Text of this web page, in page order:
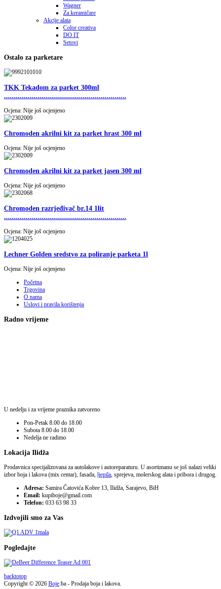
Wagner
Za keramičare
Akcije alata
Color creativa
DO IT
Setovi
Ostalo za parketare
TKK Tekadom za parket 300ml
..............................................................
Ocjena: Nije još ocjenjeno
Chromoden akrilni kit za parket hrast 300 ml
Ocjena: Nije još ocjenjeno
Chromoden akrilni kit za parket jasen 300 ml
Ocjena: Nije još ocjenjeno
Chromoden razrjeđivač br.14 1lit
..............................................................
Ocjena: Nije još ocjenjeno
Lechner Golden sredstvo za poliranje parketa 1l
Ocjena: Nije još ocjenjeno
Početna
Trgovina
O nama
Uslovi i pravila korištenja
Radno vrijeme
U nedelju i za vrijeme praznika zatvoreno
Pon-Petak 8.00 do 18.00
Subota 8.00 do 18.00
Nedelja ne radimo
Lokacija Ilidža
Prodavnica specijalizovana za autolakove i autoreparaturu. U asortimanu se još nalazi veliki
izbor boja i lakova (mix centar), fasada, ljepila , sprejeva, molerskog alata i pribora i drugog.
Adresa: Samira Čatovića Kobre 13, Ilidža, Sarajevo, BiH
Email: kupiboje@gmail.com
Telefon: 033 63 98 33
Izdvojili smo za Vas
Pogledajte
backtotop
Copyright © 2026 Boje .ba - Prodaja boja i lakova.